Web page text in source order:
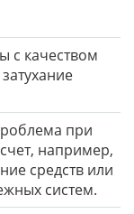
с качеством
при
например,
средств или
систем.